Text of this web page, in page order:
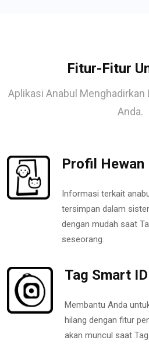
Fitur-Fitur
Aplikasi Anabul Menghadirkan
Anda.
Profil Hewan
Informasi terkait
tersimpan dalam
dengan mudah saat
seseorang.
Tag Smart ID
Membantu Anda
hilang dengan fitur
akan muncul saat